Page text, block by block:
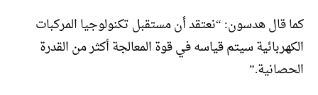
كما قال هدسون: “نعتقد أن مستقبل تكنولوجيا المركبات
الكهربائية سيتم قياسه في قوة المعالجة أكثر من القدرة
الحصانية.”